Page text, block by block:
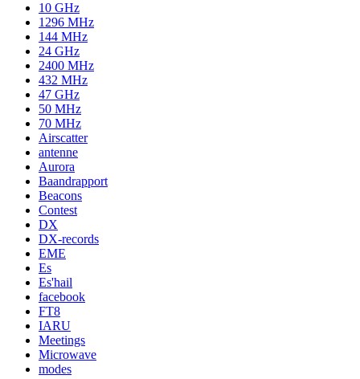
10 GHz
1296 MHz
144 MHz
24 GHz
2400 MHz
432 MHz
47 GHz
50 MHz
70 MHz
Airscatter
antenne
Aurora
Baandrapport
Beacons
Contest
DX
DX-records
EME
Es
Es'hail
facebook
FT8
IARU
Meetings
Microwave
modes